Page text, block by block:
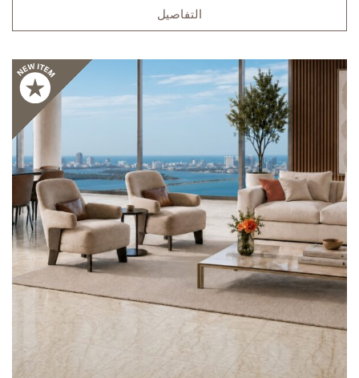
التفاصيل